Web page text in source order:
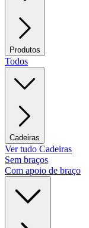
Produtos
Todos
Cadeiras
Ver tudo Cadeiras
Sem braços
Com apoio de braço